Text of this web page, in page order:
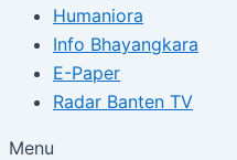
Humaniora
Info Bhayangkara
E-Paper
Radar Banten TV
Menu